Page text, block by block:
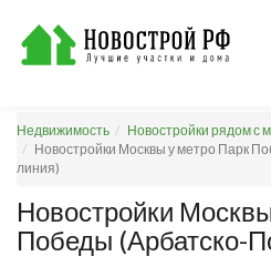
Недвижимость
Новостройки рядом с
Новостройки Москвы у метро Парк
линия)
Новостройки
Победы (Арбатско-